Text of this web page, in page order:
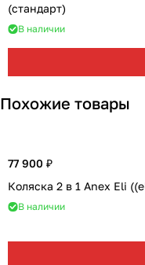
(стандарт)
В наличии
Похожие товары
77 900 ₽
Коляска 2 в 1 Anex Eli
В наличии